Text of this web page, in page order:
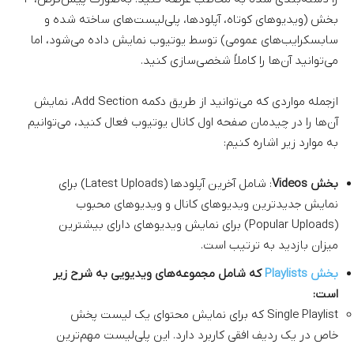
بخش (ویدیوهای کوتاه، آپلودها، پلی‌لیست‌های ساخته شده و
سابسکرایب‌های عمومی) توسط یوتیوب نمایش داده می‌شود، اما
می‌توانید آن‌ها را کاملاً شخصی‌سازی کنید.
ازجمله مواردی که می‌توانید از طریق دکمه Add Section، نمایش
آن‌ها را در چیدمان صفحه اول کانال یوتیوب فعال کنید، می‌توانیم
به موارد زیر اشاره کنیم:
بخش Videos
: شامل آخرین آپلودها (Latest Uploads) برای
نمایش جدیدترین ویدیوهای کانال و ویدیوهای محبوب
(Popular Uploads) برای نمایش ویدیو‌های دارای بیشترین
میزان بازدید به ترتیب است.
بخش Playlists
که شامل مجموعه‌های ویدیویی به شرح زیر
است:
Single Playlist که برای نمایش محتوای یک لیست پخش
خاص در یک ردیف افقی کاربرد دارد. این پلی‌لیست مهم‌ترین